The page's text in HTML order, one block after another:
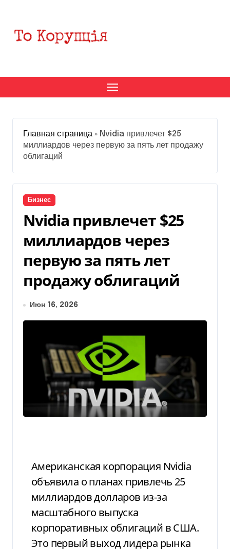
содержанию
Главная страница » Nvidia привлечет $25
миллиардов через первую за пять лет продажу
облигаций
Бизнес
Nvidia привлечет $25
миллиардов через
первую за пять лет
продажу облигаций
Июн 16, 2026
Американская корпорация Nvidia
объявила о планах привлечь 25
миллиардов долларов из-за
масштабного выпуска
корпоративных облигаций в США.
Это первый выход лидера рынка